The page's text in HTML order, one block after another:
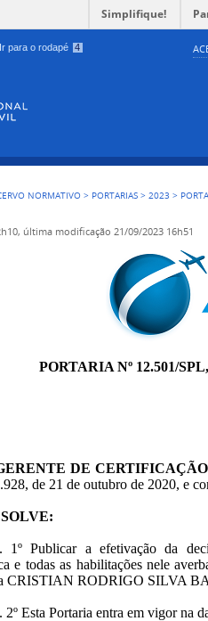
Ir para o rodapé 4
Simplifique!
NORMATIVO > PORTARIAS >2023 >
última modificação 21/09/2023 16h51
PORTARIA Nº 12.501/
DE
de 21 de outubro de 2020, e
1ºPublicar a efetivação da
e todas as habilitações nele
CRISTIAN RODRIGO SILVA
2º Esta Portaria entra em vigor na